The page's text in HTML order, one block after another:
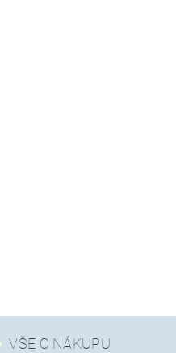
VŠE O NÁKUPU